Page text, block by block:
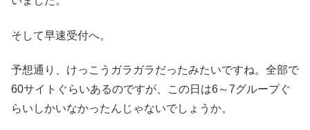
そして早速受付へ。
予想通り、けっこうガラガラだったみたいですね。全部で
60サイトぐらいあるのですが、この日は6～7グループぐ
らいしかいなかったんじゃないでしょうか。